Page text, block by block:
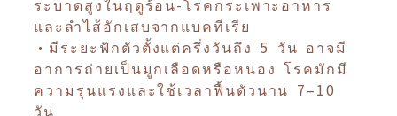
ระบาดสูงในฤดูร้อน-โรคกระเพาะอาหาร
และลำไส้อักเสบจากแบคทีเรีย
•มีระยะฟักตัวตั้งแต่ครึ่งวันถึง 5 วัน อาจมี
อาการถ่ายเป็นมูกเลือดหรือหนอง โรคมักมี
ความรุนแรงและใช้เวลาฟื้นตัวนาน 7–10
วัน